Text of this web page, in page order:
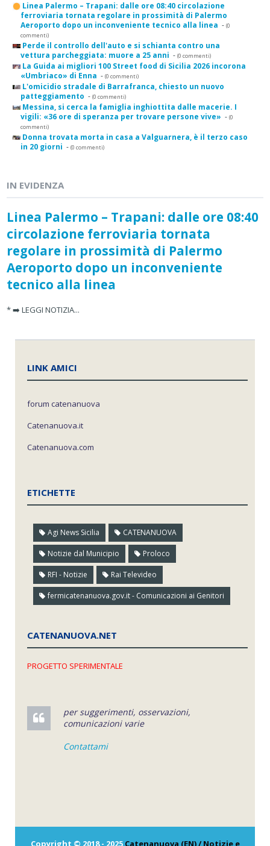
Linea Palermo – Trapani: dalle ore 08:40 circolazione
ferroviaria tornata regolare in prossimità di Palermo
Aeroporto dopo un inconveniente tecnico alla linea - (0
commenti)
Perde il controllo dell'auto e si schianta contro una
vettura parcheggiata: muore a 25 anni - (0 commenti)
La Guida ai migliori 100 Street food di Sicilia 2026 incorona
«Umbriaco» di Enna - (0 commenti)
L'omicidio stradale di Barrafranca, chiesto un nuovo
patteggiamento - (0 commenti)
Messina, si cerca la famiglia inghiottita dalle macerie. I
vigili: «36 ore di speranza per trovare persone vive» - (0
commenti)
Donna trovata morta in casa a Valguarnera, è il terzo caso
in 20 giorni - (0 commenti)
IN EVIDENZA
Linea Palermo – Trapani: dalle ore 08:40
circolazione ferroviaria tornata
regolare in prossimità di Palermo
Aeroporto dopo un inconveniente
tecnico alla linea
* ➡️ LEGGI NOTIZIA...
LINK AMICI
forum catenanuova
Catenanuova.it
Catenanuova.com
ETICHETTE
Agi News Sicilia CATENANUOVA
Notizie dal Municipio Proloco
RFI - Notizie Rai Televideo
fermicatenanuova.gov.it - Comunicazioni ai Genitori
CATENANUOVA.NET
PROGETTO SPERIMENTALE
per suggerimenti, osservazioni,
comunicazioni varie
Contattami
Copyright © 2018 - 2025 Catenanuova (EN) / Notizie e